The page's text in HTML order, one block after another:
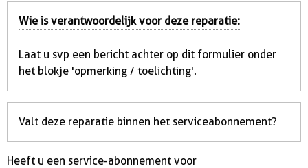
Wie is verantwoordelijk voor deze reparatie:
Laat u svp een bericht achter op dit formulier onder
het blokje 'opmerking / toelichting'.
Valt deze reparatie binnen het serviceabonnement?
Heeft u een service-abonnement voor